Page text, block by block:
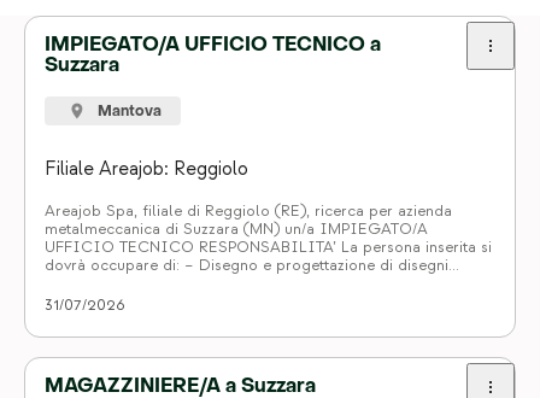
Contatti
IMPIEGATO/A UFFICIO TECNICO a
Suzzara
Mantova
Filiale Areajob: Reggiolo
Areajob Spa, filiale di Reggiolo (RE), ricerca per azienda
metalmeccanica di Suzzara (MN) un/a IMPIEGATO/A
UFFICIO TECNICO RESPONSABILITA’ La persona inserita si
dovrà occupare di: – Disegno e progettazione di disegni
aziendali; – Redigere, organizzare e archiviare la
31/07/2026
MAGAZZINIERE/A a Suzzara